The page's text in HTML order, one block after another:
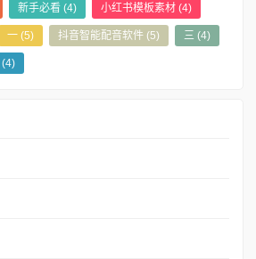
新手必看 (4) 小红书模板素材 (4)
一 (5) 抖音智能配音软件 (5) 三 (4)
(4)